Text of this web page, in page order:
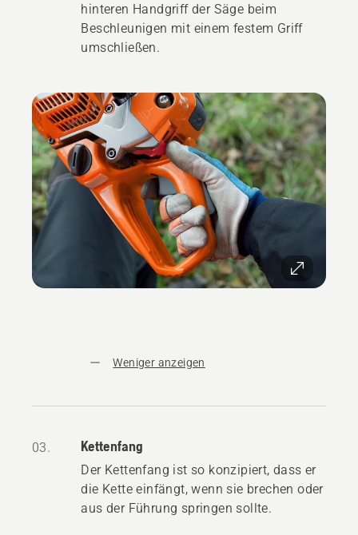
hinteren Handgriff der Säge beim
Beschleunigen mit einem festem Griff
umschließen.
Weniger anzeigen
03. Kettenfang
Der Kettenfang ist so konzipiert, dass er
die Kette einfängt, wenn sie brechen oder
aus der Führung springen sollte.